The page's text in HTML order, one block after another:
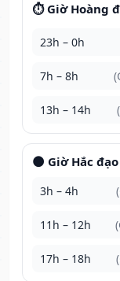
⏱️ Giờ Hoàng
23h – 0h
7h – 8h
13h – 14h
🌑 Giờ Hắc đạo
3h – 4h
11h – 12h
17h – 18h